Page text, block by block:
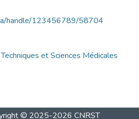
handle/123456789/58704
et Sciences Médicales
© 2025-2026 CNRST